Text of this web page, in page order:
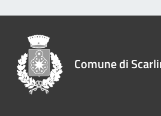
Comune di